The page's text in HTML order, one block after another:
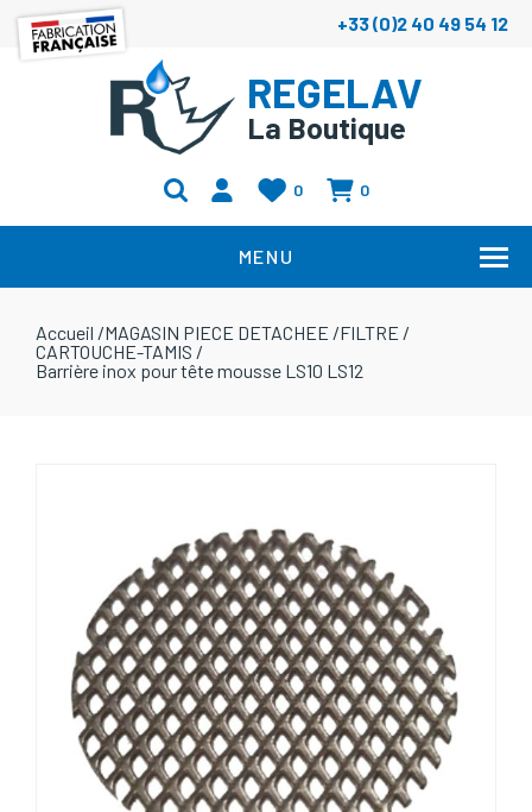
+33 (0)2 40 49 54 12
REGELAV
La Boutique
0 0
MENU
Accueil /MAGASIN PIECE DETACHEE /FILTRE /
CARTOUCHE-TAMIS /
Barrière inox pour tête mousse LS10 LS12